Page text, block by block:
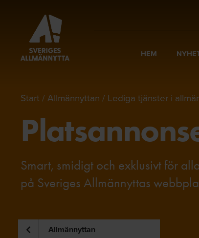
HEM
Start Allmännyttan Lediga tjänster i
Smart, smidigt och exklusivt för
på Sveriges Allmännyttas
Allmännyttan